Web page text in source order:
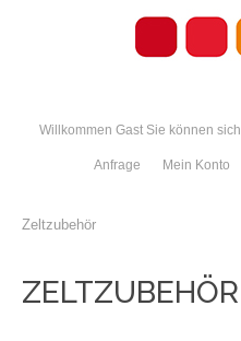
Willkommen Gast Sie können sich
Anfrage Mein Konto
Zeltzubehör
ZELTZUBEHÖR